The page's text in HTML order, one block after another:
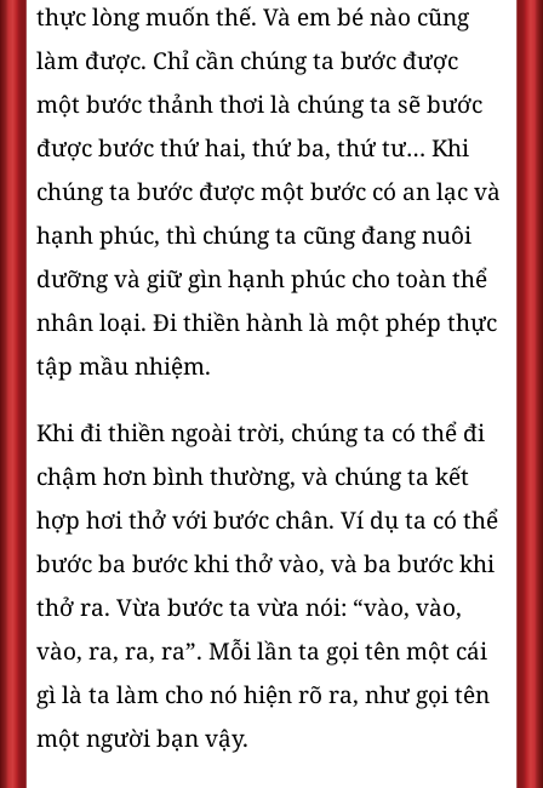
thực lòng muốn thế. Và em bé nào cũng
làm được. Chỉ cần chúng ta bước được
một bước thảnh thơi là chúng ta sẽ bước
được bước thứ hai, thứ ba, thứ tư… Khi
chúng ta bước được một bước có an lạc và
hạnh phúc, thì chúng ta cũng đang nuôi
dưỡng và giữ gìn hạnh phúc cho toàn thể
nhân loại. Đi thiền hành là một phép thực
tập mầu nhiệm.
Khi đi thiền ngoài trời, chúng ta có thể đi
chậm hơn bình thường, và chúng ta kết
hợp hơi thở với bước chân. Ví dụ ta có thể
bước ba bước khi thở vào, và ba bước khi
thở ra. Vừa bước ta vừa nói: “vào, vào,
vào, ra, ra, ra”. Mỗi lần ta gọi tên một cái
gì là ta làm cho nó hiện rõ ra, như gọi tên
một người bạn vậy.